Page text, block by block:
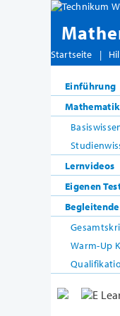
Startseite |
Einführung
Lernvideos
Eigenen
Begleitende
Warm-Up